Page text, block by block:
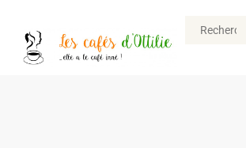
Search